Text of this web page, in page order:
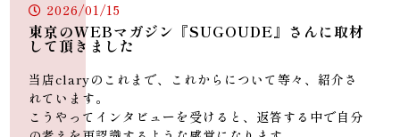
2026/01/15
東京のWEBマガジン『SUGOUDE』さんに取材
して頂きました
当店claryのこれまで、これからについて等々、紹介さ
れています。
こうやってインタビューを受けると、返答する中で自分